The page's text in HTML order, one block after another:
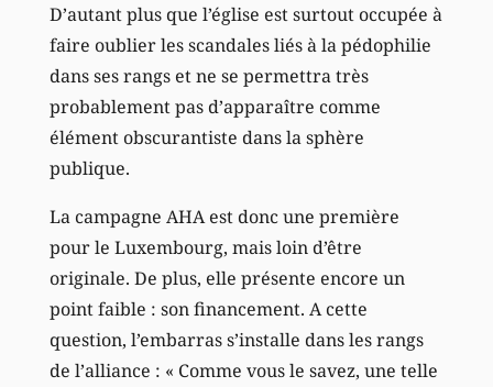
D’autant plus que l’église est surtout occupée à
faire oublier les scandales liés à la pédophilie
dans ses rangs et ne se permettra très
probablement pas d’apparaître comme
élément obscurantiste dans la sphère
publique.
La campagne AHA est donc une première
pour le Luxembourg, mais loin d’être
originale. De plus, elle présente encore un
point faible : son financement. A cette
question, l’embarras s’installe dans les rangs
de l’alliance : « Comme vous le savez, une telle